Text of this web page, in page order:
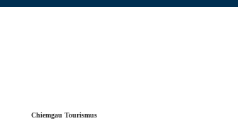
Chiemgau Tourismus